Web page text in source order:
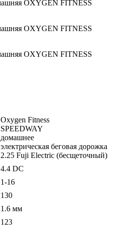
Oxygen Fitness
SPEEDWAY
домашнее
электрическая беговая дорожка
2.25 Fuji Electric (бесщеточный)
4.4 DC
1-16
130
1.6 мм
123